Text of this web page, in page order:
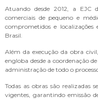
Atuando desde 2012, a EJC
comerciais de pequeno e
comprometidos e localizações
Brasil.
Além da execução da obra
engloba desde a coordenação
administração de todo o
Todas as obras são realizadas
vigentes, garantindo emissão